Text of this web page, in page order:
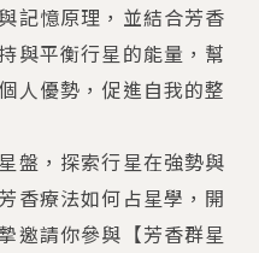
記憶原理，並結合芳香
與平衡行星的能量，幫
人優勢，促進自我的整
盤，探索行星在強勢與
香療法如何占星學，開
邀請你參與【芳香群星